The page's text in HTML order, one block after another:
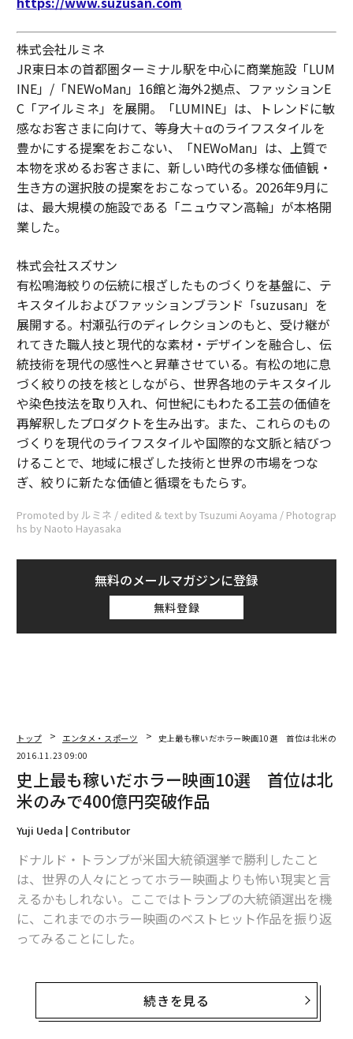
株式会社ルミネ
JR東日本の首都圏ターミナル駅を中心に商業施設「LUM
INE」/「NEWoMan」16館と海外2拠点、ファッションE
C「アイルミネ」を展開。「LUMINE」は、トレンドに敏
感なお客さまに向けて、等身大＋αのライフスタイルを
豊かにする提案をおこない、「NEWoMan」は、上質で
本物を求めるお客さまに、新しい時代の多様な価値観・
生き方の選択肢の提案をおこなっている。2026年9月に
は、最大規模の施設である「ニュウマン高輪」が本格開
業した。
株式会社スズサン
有松鳴海絞りの伝統に根ざしたものづくりを基盤に、テ
キスタイルおよびファッションブランド「suzusan」を
展開する。村瀬弘行のディレクションのもと、受け継が
れてきた職人技と現代的な素材・デザインを融合し、伝
統技術を現代の感性へと昇華させている。有松の地に息
づく絞りの技を核としながら、世界各地のテキスタイル
や染色技法を取り入れ、何世紀にもわたる工芸の価値を
再解釈したプロダクトを生み出す。また、これらのもの
づくりを現代のライフスタイルや国際的な文脈と結びつ
けることで、地域に根ざした技術と世界の市場をつな
ぎ、絞りに新たな価値と循環をもたらす。
Promoted by ルミネ / edited & text by Tsuzumi Aoyama / Photograp
hs by Naoto Hayasaka
無料のメールマガジンに登録
無料登録
トップ エンタメ・スポーツ
史上最も稼いだホラー映画10選 首位は北米のみ
2016.11.23 09:00
史上最も稼いだホラー映画10選 首位は北
米のみで400億円突破作品
Yuji Ueda | Contributor
ドナルド・トランプが米国大統領選挙で勝利したこと
は、世界の人々にとってホラー映画よりも怖い現実と言
えるかもしれない。ここではトランプの大統領選出を機
に、これまでのホラー映画のベストヒット作品を振り返
ってみることにした。
北米収入：4億200万ドル（約447億円）
続きを見る